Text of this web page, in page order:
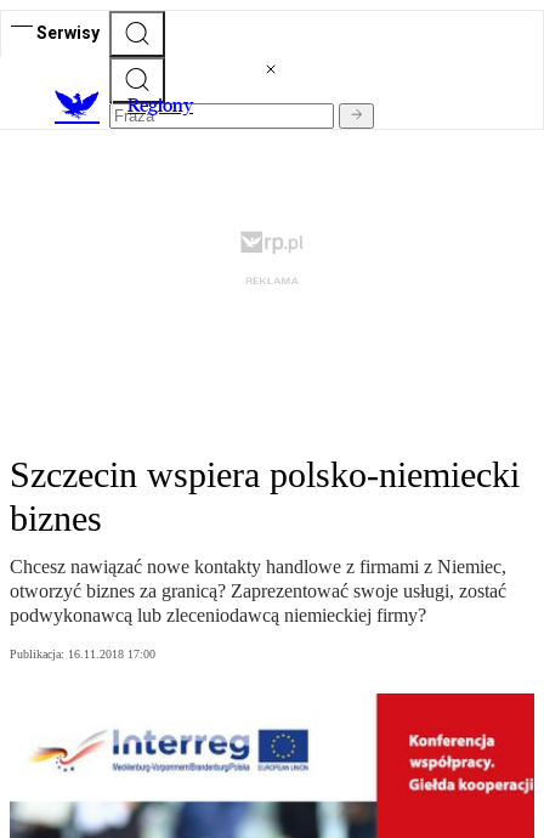
Serwisy
Regiony
Szczecin wspiera polsko-niemiecki
biznes
Chcesz nawiązać nowe kontakty handlowe z firmami z Niemiec,
otworzyć biznes za granicą? Zaprezentować swoje usługi, zostać
podwykonawcą lub zleceniodawcą niemieckiej firmy?
Publikacja: 16.11.2018 17:00